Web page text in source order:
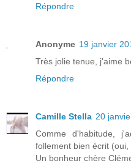
Répondre
Anonyme 19 janvier
Très jolie tenue, j'aime
Répondre
Camille Stella 20
Comme d'habitude,
follement bien écrit (oui,
Un bonheur chère